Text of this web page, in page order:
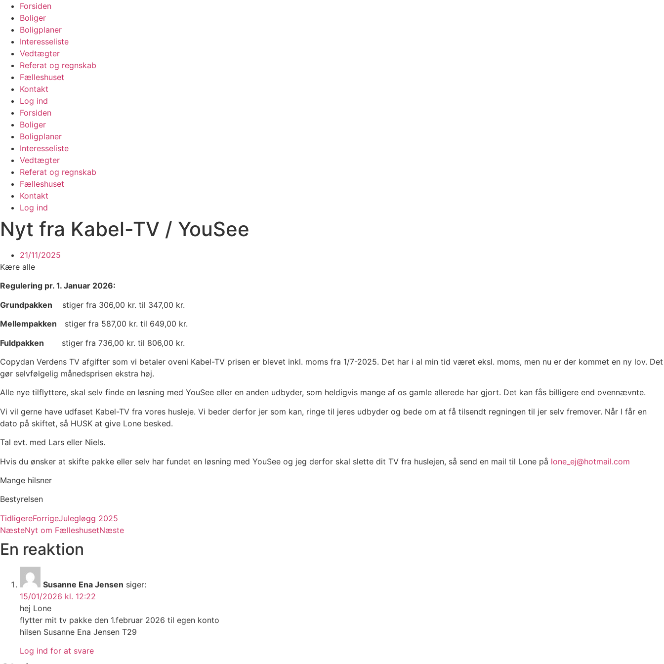
Videre
indhold
Forsiden
Boliger
Boligplaner
Interesseliste
Vedtægter
Referat og regnskab
Fælleshuset
Kontakt
Log ind
Forsiden
Boliger
Boligplaner
Interesseliste
Vedtægter
Referat og regnskab
Fælleshuset
Kontakt
Log ind
Nyt fra Kabel-TV / YouSee
21/11/2025
Kære alle
Regulering pr. 1. Januar 2026:
Grundpakken stiger fra 306,00 kr. til 347,00 kr.
Mellempakken stiger fra 587,00 kr. til 649,00 kr.
Fuldpakken stiger fra 736,00 kr. til 806,00 kr.
Copydan Verdens TV afgifter som vi betaler oveni Kabel-TV prisen er blevet inkl. moms fra 1/7-2025. Det har i al min tid været eksl. moms, men nu er der kommet en ny lov. Det
gør selvfølgelig månedsprisen ekstra høj.
Alle nye tilflyttere, skal selv finde en løsning med YouSee eller en anden udbyder, som heldigvis mange af os gamle allerede har gjort. Det kan fås billigere end ovennævnte.
Vi vil gerne have udfaset Kabel-TV fra vores husleje. Vi beder derfor jer som kan, ringe til jeres udbyder og bede om at få tilsendt regningen til jer selv fremover. Når I får en
dato på skiftet, så HUSK at give Lone besked.
Tal evt. med Lars eller Niels.
Hvis du ønsker at skifte pakke eller selv har fundet en løsning med YouSee og jeg derfor skal slette dit TV fra huslejen, så send en mail til Lone på lone_ej@hotmail.com
Mange hilsner
Bestyrelsen
TidligereForrigeJulegløgg 2025
NæsteNyt om FælleshusetNæste
En reaktion
Susanne Ena Jensen siger:
15/01/2026 kl. 12:22
hej Lone
flytter mit tv pakke den 1.februar 2026 til egen konto
hilsen Susanne Ena Jensen T29
Log ind for at svare